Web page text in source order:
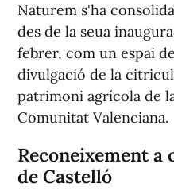
Naturem s'ha
des de la seua
febrer, com un espai
divulgació de la
patrimoni agrícola de
Comunitat Valenciana.
Reconeixement a
de Castelló